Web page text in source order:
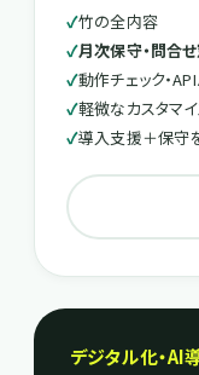
竹の全内容
月次保守・問合
動作チェック・
軽微なカスタマ
導入支援＋保守
デジタル化・